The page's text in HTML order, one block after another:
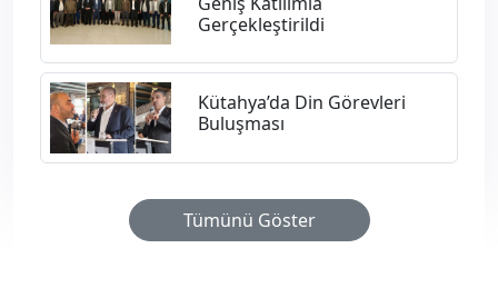
Gerçekleştirildi
Kütahya’da Din Görevleri
Buluşması
Tümünü Göster